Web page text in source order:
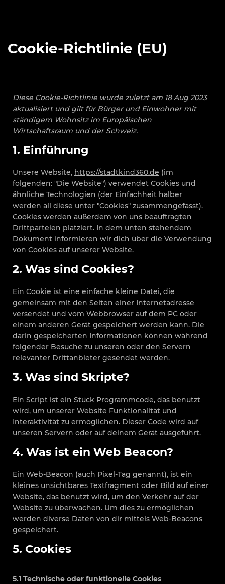
Cookie-Richtlinie (EU)
Diese Cookie-Richtlinie wurde zuletzt am 18 Aug 2023
aktualisiert und gilt für Bürger und Einwohner mit
ständigem Wohnsitz im Europäischen
Wirtschaftsraum und der Schweiz.
1. Einführung
Unsere Website, https://stadtkind360.de (im
folgenden: "Die Website") verwendet Cookies und
ähnliche Technologien (der Einfachheit halber
werden all diese unter "Cookies" zusammengefasst).
Cookies werden außerdem von uns beauftragten
Drittparteien platziert. In dem unten stehendem
Dokument informieren wir dich über die Verwendung
von Cookies auf unserer Website.
2. Was sind Cookies?
Ein Cookie ist eine einfache kleine Datei, die
gemeinsam mit den Seiten einer Internetadresse
versendet und vom Webbrowser auf dem PC oder
einem anderen Gerät gespeichert werden kann. Die
darin gespeicherten Informationen können während
folgender Besuche zu unseren oder den Servern
relevanter Drittanbieter gesendet werden.
3. Was sind Skripte?
Ein Script ist ein Stück Programmcode, das benutzt
wird, um unserer Website Funktionalität und
Interaktivität zu ermöglichen. Dieser Code wird auf
unseren Servern oder auf deinem Gerät ausgeführt.
4. Was ist ein Web Beacon?
Ein Web-Beacon (auch Pixel-Tag genannt), ist ein
kleines unsichtbares Textfragment oder Bild auf einer
Website, das benutzt wird, um den Verkehr auf der
Website zu überwachen. Um dies zu ermöglichen
werden diverse Daten von dir mittels Web-Beacons
gespeichert.
5. Cookies
5.1 Technische oder funktionelle Cookies